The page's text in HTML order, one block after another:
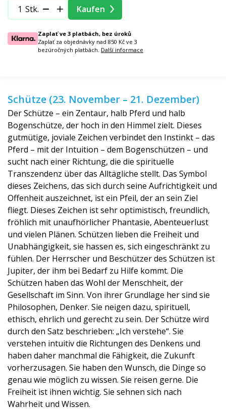
Stk.
Kaufen
Zaplať ve 3 platbách, bez úroků
Zaplať za objednávky nad 850 Kč ve 3
bezúročných platbách. Další informace
Schütze (23. November – 21. Dezember)
Der Schütze – ein Zentaur, halb Pferd und halb
Bogenschütze, der hoch in den Himmel zielt. Dieses
gutmütige, joviale Zeichen verbindet den Instinkt – das
Pferd – mit der Intuition – dem Bogenschützen – und
sucht nach einer Richtung, die die spirituelle
Transzendenz über das Alltägliche stellt. Das Symbol
dieses Zeichens, das sich durch seine Aufrichtigkeit und
Offenheit auszeichnet, ist ein Pfeil, der an sein Ziel
fliegt. Dieses Zeichen ist sehr optimistisch, freundlich,
fröhlich mit unaufhörlicher Phantasie, Abenteuerlust
und vielen Plänen. Schützen lieben die Freiheit und
Unabhängigkeit, sie hassen es, sich eingeschränkt zu
fühlen. Der Herrscher und Beschützer des Schützen ist
Jupiter, der ihm bei Bedarf zu Hilfe kommt. Die
Schützen haben das Wohl der Menschheit, der
Gesellschaft im Sinn. Von ihrer Grundlage her sind sie
Philosophen, Denker. Sie neigen dazu, spirituell,
ethisch, ehrlich und gerecht zu sein. Der Schütze wird
durch den Satz beschrieben: „Ich verstehe“. Sie
verstehen intuitiv die Richtungen des Denkens und
haben daher manchmal die Fähigkeit, die Zukunft
vorherzusagen. Sie haben den Wunsch, die Dinge so
genau wie möglich zu wissen. Sie reisen gerne. Die
Freiheit ist ihnen wichtig. Sie sehnen sich nach
Wahrheit und Wissen.